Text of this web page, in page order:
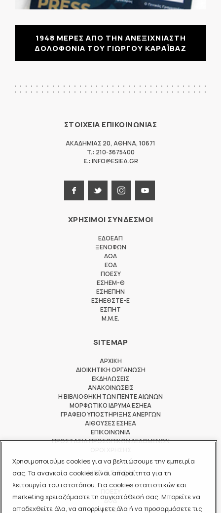
Χρησιμοποιούμε cookies για να βελτιώσουμε την εμπειρία
σας. Τα αναγκαία cookies είναι απαραίτητα για τη
λειτουργία του ιστοτόπου. Για cookies στατιστικών και
marketing χρειαζόμαστε τη συγκατάθεσή σας. Μπορείτε να
αποδεχθείτε όλα, να απορρίψετε όλα ή να προσαρμόσετε τις
1948 ΜΕΡΕΣ ΑΠΟ ΤΗΝ ΑΝΕΞΙΧΝΙΑΣΤΗ
ΔΟΛΟΦΟΝΙΑ ΤΟΥ ΓΙΩΡΓΟΥ ΚΑΡΑΪΒΑΖ
ΣΤΟΙΧΕΙΑ ΕΠΙΚΟΙΝΩΝΙΑΣ
ΑΚΑΔΗΜΙΑΣ 20, ΑΘΗΝΑ, 10671
T.: 210-3675400
E.:INFO@ESIEA.GR
ΧΡΗΣΙΜΟΙ ΣΥΝΔΕΣΜΟΙ
ΕΔΟΕΑΠ
ΞΕΝΟΦΩΝ
ΔΟΔ
ΕΟΔ
ΠΟΕΣΥ
ΕΣΗΕΜ-Θ
ΕΣΗΕΠΗΝ
ΕΣΗΕΘΣΤΕ-Ε
ΕΣΠΗΤ
M.M.E.
SITEMAP
ΑΡΧΙΚΗ
ΔΙΟΙΚΗΤΙΚΗ ΟΡΓΑΝΩΣΗ
ΕΚΔΗΛΩΣΕΙΣ
ΑΝΑΚΟΙΝΩΣΕΙΣ
Η ΒΙΒΛΙΟΘΗΚΗ ΤΩΝ ΠΕΝΤΕ ΑΙΩΝΩΝ
ΜΟΡΦΩΤΙΚΟ ΙΔΡΥΜΑ ΕΣΗΕΑ
ΓΡΑΦΕΙΟ ΥΠΟΣΤΗΡΙΞΗΣ ΑΝΕΡΓΩΝ
ΑΙΘΟΥΣΕΣ ΕΣΗΕΑ
ΕΠΙΚΟΙΝΩΝΙΑ
ΠΡΟΣΤΑΣΙΑ ΠΡΟΣΩΠΙΚΩΝ ΔΕΔΟΜΕΝΩΝ
ΜΕΛΟΣ ΤΩΝ
ΔΟΔ
ΕΟΔ